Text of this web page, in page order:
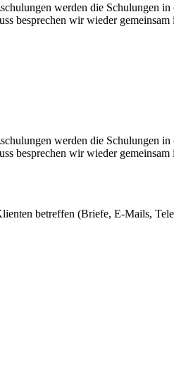
werden die Schulungen in
besprechen wir wieder
werden die Schulungen in
besprechen wir wieder
betreffen (Briefe, E-Mails,